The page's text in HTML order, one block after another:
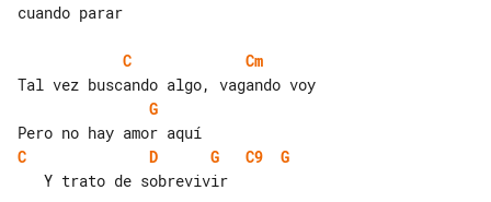
cuando parar
C
Cm
G
C
D G C9
G